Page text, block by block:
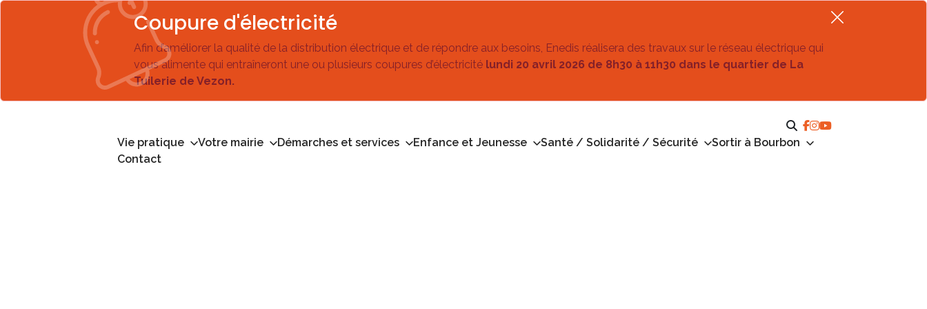
Coupure d'électricité
Afin d’améliorer la qualité de la distribution électrique et de répondre aux besoins, Enedis réalisera des travaux sur le réseau électrique qui
vous alimente qui entraîneront une ou plusieurs coupures d’électricité lundi 20 avril 2026 de 8h30 à 11h30 dans le quartier de La
Tuilerie de Vezon.
Vie pratique Votre mairie Démarches et services Enfance et Jeunesse Santé / Solidarité / Sécurité
Sortir à Bourbon
Contact